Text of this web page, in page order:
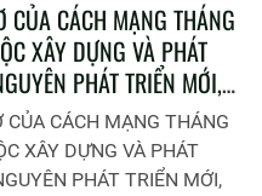
CỦA CÁCH MẠNG THÁNG
XÂY DỰNG VÀ PHÁT
PHÁT TRIỂN MỚI,
TỘC VIỆT NAM
CÁCH MẠNG THÁNG
XÂY DỰNG VÀ PHÁT
PHÁT TRIỂN MỚI,